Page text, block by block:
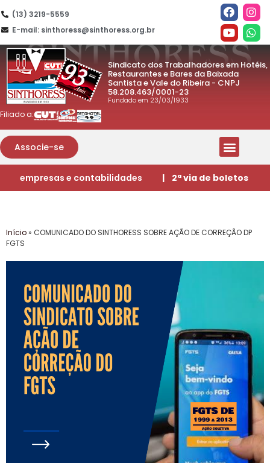
(13) 3219-5559
E-mail: sinthoress@sinthoress.org.br
Sindicato dos Trabalhadores em Hotéis,
Restaurantes e Bares da Baixada
Santista e Vale do Ribeira - CNPJ
58.208.463/0001-23
Fundado em 23/03/1933
Filiado a:
Associe-se
empresas e contabilidades | 2ª via de boletos
Início» COMUNICADO DO SINTHORESS SOBRE AÇÃO DE CORREÇÃO DP
FGTS